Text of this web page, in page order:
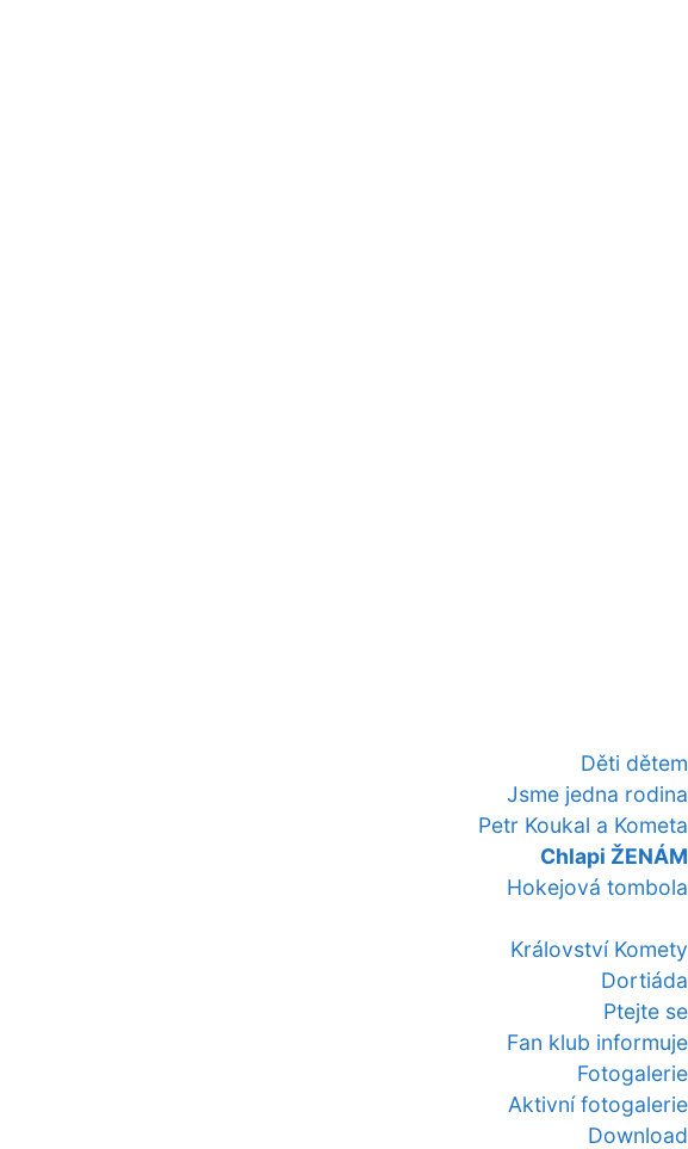
Děti dětem
Jsme jedna rodina
Petr Koukal a Kometa
Chlapi ŽENÁM
Hokejová tombola
Království Komety
Dortiáda
Ptejte se
Fan klub informuje
Fotogalerie
Aktivní fotogalerie
Download